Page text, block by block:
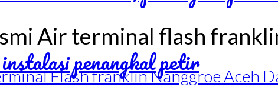
Air terminal flash
Flash franklin Nanggroe Aceh